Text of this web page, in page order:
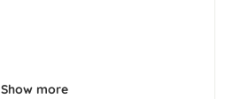
Show more